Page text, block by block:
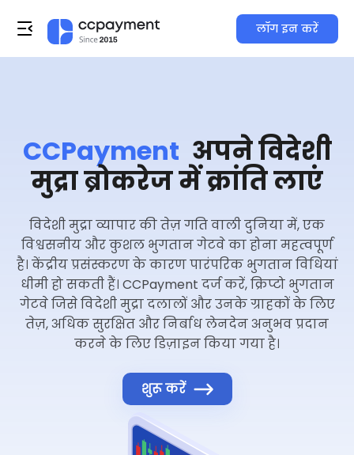
लॉग इन करें
CCPayment अपने विदेशी
मुद्रा ब्रोकरेज में क्रांति लाएं
विदेशी मुद्रा व्यापार की तेज़ गति वाली दुनिया में, एक
विश्वसनीय और कुशल भुगतान गेटवे का होना महत्वपूर्ण
है। केंद्रीय प्रसंस्करण के कारण पारंपरिक भुगतान विधियां
धीमी हो सकती हैं। CCPayment दर्ज करें, क्रिप्टो भुगतान
गेटवे जिसे विदेशी मुद्रा दलालों और उनके ग्राहकों के लिए
तेज़, अधिक सुरक्षित और निर्बाध लेनदेन अनुभव प्रदान
करने के लिए डिज़ाइन किया गया है।
शुरू करें